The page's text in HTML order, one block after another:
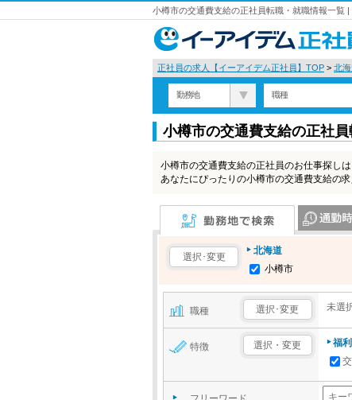
小樽市の交通費支給の正社員転職・就職情報一覧
正社員の求人【イーアイデム正社員】TOP > 北
勤務地 職種
小樽市の交通費支給の正社
小樽市の交通費支給の正社員のお仕事探しは
あなたにぴったりの小樽市の交通費支給の求
選択･変更
北海道
小樽市
職種 選択･変更 未選
特徴 選択・変更
福